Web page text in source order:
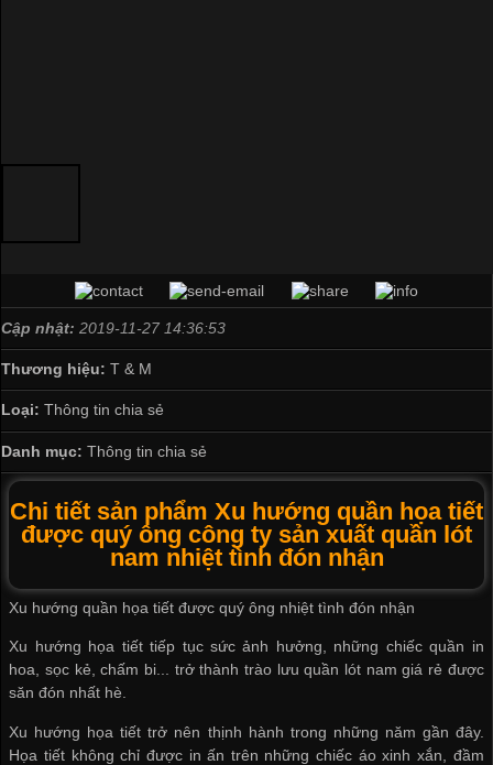
Cập nhật: 2019-11-27 14:36:53
Thương hiệu: T & M
Loại: Thông tin chia sẻ
Danh mục: Thông tin chia sẻ
Chi tiết sản phẩm Xu hướng quần họa tiết
được quý ông công ty sản xuất quần lót
nam nhiệt tình đón nhận
Xu hướng quần họa tiết được quý ông nhiệt tình đón nhận
Xu hướng họa tiết tiếp tục sức ảnh hưởng, những chiếc quần in
hoa, sọc kẻ, chấm bi... trở thành trào lưuquần lót nam giá rẻ được
săn đón nhất hè.
Xu hướng họa tiết trở nên thịnh hành trong những năm gần đây.
Họa tiết không chỉ được in ấn trên những chiếc áo xinh xắn, đầm